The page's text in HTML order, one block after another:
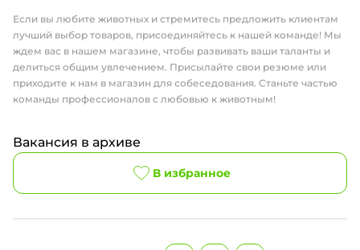
Если вы любите животных и стремитесь предложить клиентам
лучший выбор товаров, присоединяйтесь к нашей команде! Мы
ждем вас в нашем магазине, чтобы развивать ваши таланты и
делиться общим увлечением. Присылайте свои резюме или
приходите к нам в магазин для собеседования. Станьте частью
команды профессионалов с любовью к животным!
Вакансия в архиве
В избранное